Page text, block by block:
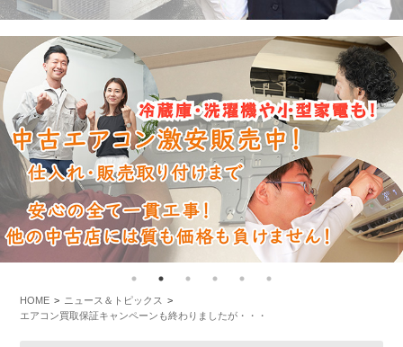
HOME
ニュース＆トピックス
エアコン買取保証キャンペーンも終わりましたが・・・